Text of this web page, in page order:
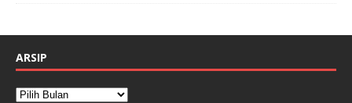
ARSIP